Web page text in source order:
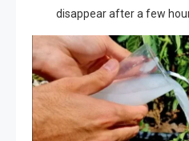
disappear after a few